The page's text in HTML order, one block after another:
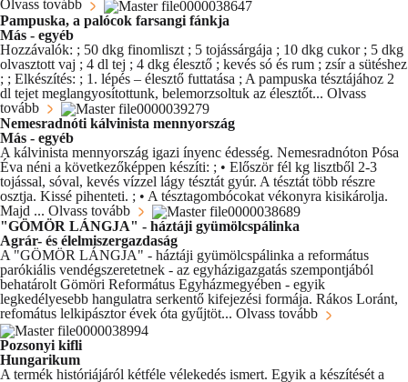
Olvass tovább
Pampuska, a palócok farsangi fánkja
Más - egyéb
Hozzávalók: ; 50 dkg finomliszt ; 5 tojássárgája ; 10 dkg cukor ; 5 dkg
olvasztott vaj ; 4 dl tej ; 4 dkg élesztő ; kevés só és rum ; zsír a sütéshez
; ; Elkészítés: ; 1. lépés – élesztő futtatása ; A pampuska tésztájához 2
dl tejet meglangyosítottunk, belemorzsoltuk az élesztőt... Olvass
tovább
Nemesradnóti kálvinista mennyország
Más - egyéb
A kálvinista mennyország igazi ínyenc édesség. Nemesradnóton Pósa
Éva néni a következőképpen készíti: ; • Először fél kg lisztből 2-3
tojással, sóval, kevés vízzel lágy tésztát gyúr. A tésztát több részre
osztja. Kissé pihenteti. ; • A tésztagombócokat vékonyra kisikárolja.
Majd ... Olvass tovább
"GÖMÖR LÁNGJA" - háztáji gyümölcspálinka
Agrár- és élelmiszergazdaság
A "GÖMÖR LÁNGJA" - háztáji gyümölcspálinka a református
parókiális vendégszeretetnek - az egyházigazgatás szempontjából
behatárolt Gömöri Református Egyházmegyében - egyik
legkedélyesebb hangulatra serkentő kifejezési formája. Rákos Loránt,
refomátus lelkipásztor évek óta gyűjtöt... Olvass tovább
Pozsonyi kifli
Hungarikum
A termék históriájáról kétféle vélekedés ismert. Egyik a készítését a